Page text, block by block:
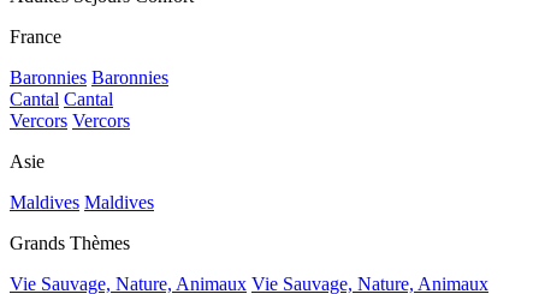
France
Baronnies Baronnies
Cantal Cantal
Vercors Vercors
Asie
Maldives Maldives
Grands Thèmes
Vie Sauvage, Nature, Animaux Vie Sauvage, Nature, Animaux